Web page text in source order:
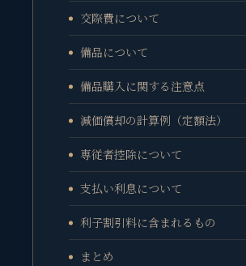
交際費について
備品について
備品購入に関する注意点
減価償却の計算例（定額法）
専従者控除について
支払い利息について
利子割引料に含まれるもの
まとめ